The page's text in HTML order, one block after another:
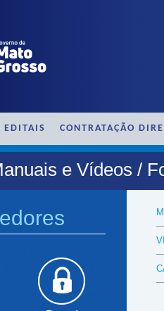
EDITAIS CONTRATAÇÃO
e Vídeos /